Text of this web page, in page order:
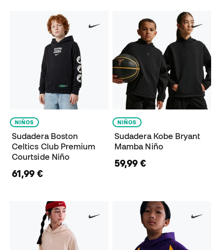
NIÑOS
Sudadera Boston
Celtics Club Premium
Courtside Niño
61,99 €
NIÑOS
Sudadera Kobe Bryant
Mamba Niño
59,99 €